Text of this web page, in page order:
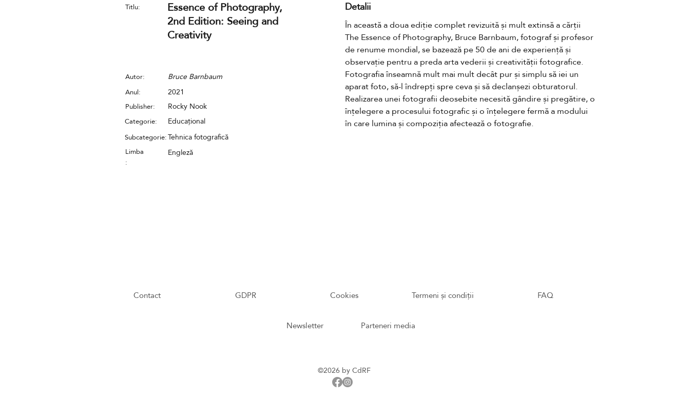
Titlu:
Essence of Photography,
2nd Edition: Seeing and
Creativity
Autor: Bruce Barnbaum
Anul: 2021
Publisher: Rocky Nook
Categorie:
Educațional
Tehnica fotografică
Subcategorie:
Limba
:
Engleză
Detalii
În această a doua ediție complet revizuită și mult extinsă a cărții
The Essence of Photography, Bruce Barnbaum, fotograf și profesor
de renume mondial, se bazează pe 50 de ani de experiență și
observație pentru a preda arta vederii și creativității fotografice.
Fotografia înseamnă mult mai mult decât pur și simplu să iei un
aparat foto, să-l îndrepți spre ceva și să declanșezi obturatorul.
Realizarea unei fotografii deosebite necesită gândire și pregătire, o
înțelegere a procesului fotografic și o înțelegere fermă a modului
în care lumina și compoziția afectează o fotografie.
Contact GDPR Cookies Termeni și condiții
Newsletter Parteneri media
FAQ
©2026 by CdRF